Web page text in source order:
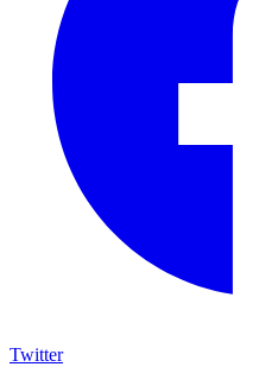
Twitter